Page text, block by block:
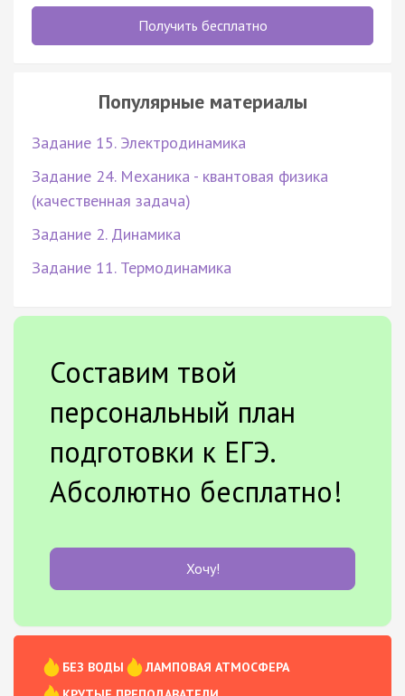
Получить бесплатно
Популярные материалы
Задание 15. Электродинамика
Задание 24. Механика - квантовая физика
(качественная задача)
Задание 2. Динамика
Задание 11. Термодинамика
Составим твой
персональный план
подготовки к ЕГЭ.
Абсолютно бесплатно!
Хочу!
БЕЗ ВОДЫ
ЛАМПОВАЯ АТМОСФЕРА